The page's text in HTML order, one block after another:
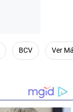
BCV Ver